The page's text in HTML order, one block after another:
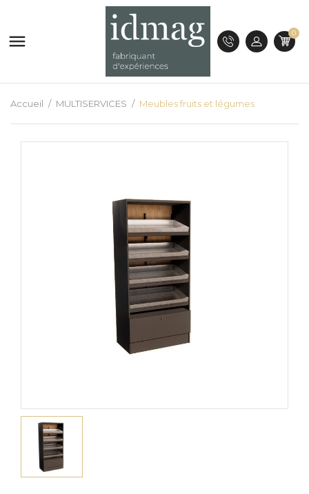
 0
Accueil MULTISERVICES Meubles fruits et légumes